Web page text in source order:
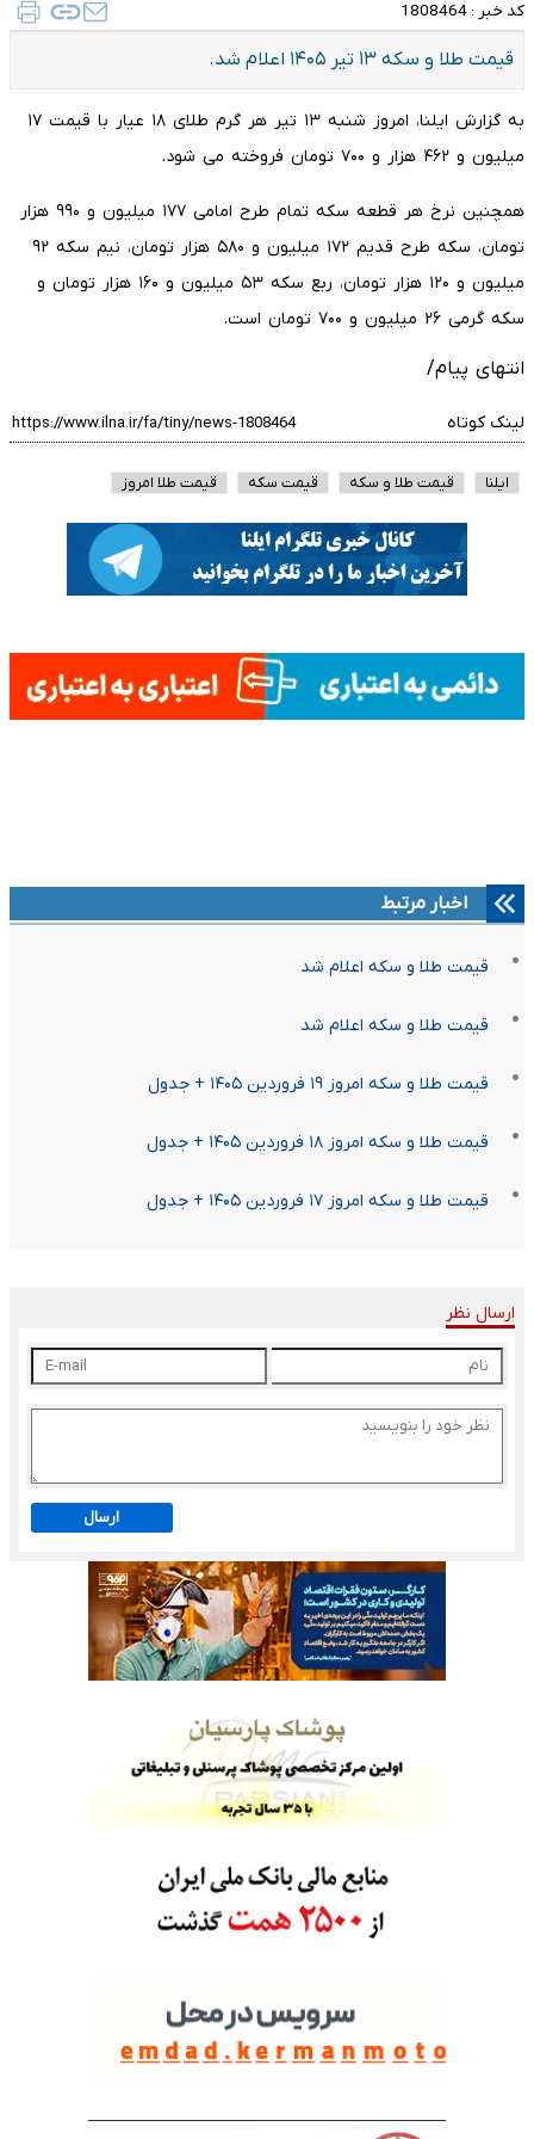
کد خبر : 1808464
قیمت طلا و سکه ۱۳ تیر ۱۴۰۵ اعلام شد.
به گزارش ایلنا، امروز شنبه ۱۳ تیر هر گرم طلای ۱۸ عیار با قیمت ۱۷
میلیون و ۴۶۲ هزار و ۷۰۰ تومان فروخته می شود.
همچنین نرخ هر قطعه سکه تمام طرح امامی ۱۷۷ میلیون و ۹۹۰ هزار
تومان، سکه طرح قدیم ۱۷۲ میلیون و ۵۸۰ هزار تومان، نیم سکه ۹۲
میلیون و ۱۲۰ هزار تومان، ربع سکه ۵۳ میلیون و ۱۶۰ هزار تومان و
سکه گرمی ۲۶ میلیون و ۷۰۰ تومان است.
انتهای پیام/
لینک کوتاه
ایلنا قیمت طلا و سکه قیمت سکه قیمت طلا امروز
اخبار مرتبط
قیمت طلا و سکه اعلام شد
قیمت طلا و سکه اعلام شد
قیمت طلا و سکه امروز ۱۹ فروردین ۱۴۰۵ + جدول
قیمت طلا و سکه امروز ۱۸ فروردین ۱۴۰۵ + جدول
قیمت طلا و سکه امروز ۱۷ فروردین ۱۴۰۵ + جدول
ارسال نظر
ارسال